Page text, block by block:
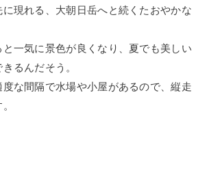
現れる、大朝日岳へと続くたおやかな
一気に景色が良くなり、夏でも美しい
るんだそう。
な間隔で水場や小屋があるので、縦走